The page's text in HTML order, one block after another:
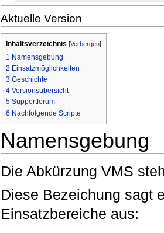
Aktuelle Version
Inhaltsverzeichnis [Verbergen]
1 Namensgebung
2 Einsatzmöglichkeiten
3 Geschichte
4 Versionsübersicht
5 Supportforum
6 Nachfolgende Scripte
Namensgebung
Die Abkürzung VMS
Diese Bezeichung sagt
Einsatzbereiche aus: